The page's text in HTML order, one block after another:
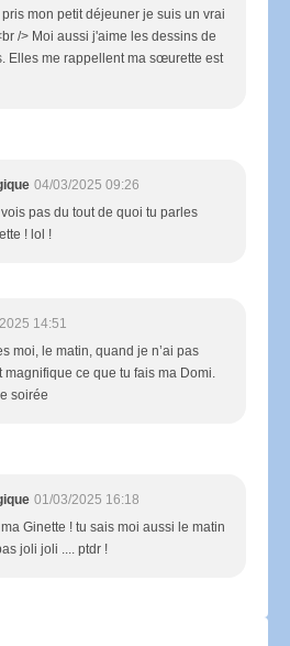
mon petit déjeuner je suis un vrai
/> Moi aussi j'aime les dessins de
Elles me rappellent ma sœurette est
04/03/2025 09:26
pas du tout de quoi tu parles
! lol !
14:51
moi, le matin, quand je n’ai pas
magnifique ce que tu fais ma Domi.
soirée
01/03/2025 16:18
Ginette ! tu sais moi aussi le matin
joli joli .... ptdr !